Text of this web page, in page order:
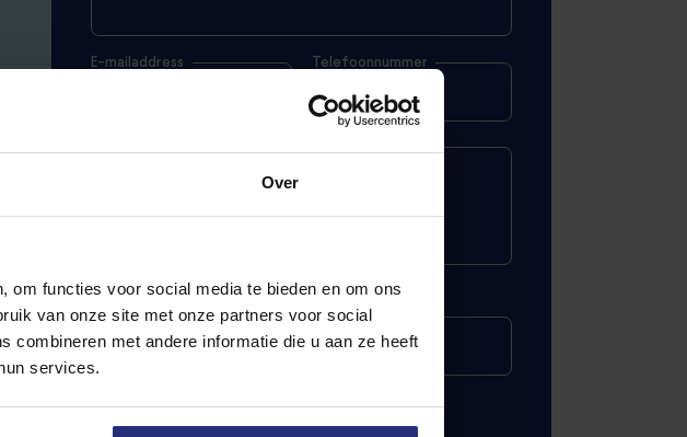
Over
om functies voor social media te bieden en om ons
van onze site met onze partners voor social
combineren met andere informatie die u aan ze heeft
services.
E-mailaddress Telefoonnummer
Vul het antwoord van de volgende som in: 4+4=